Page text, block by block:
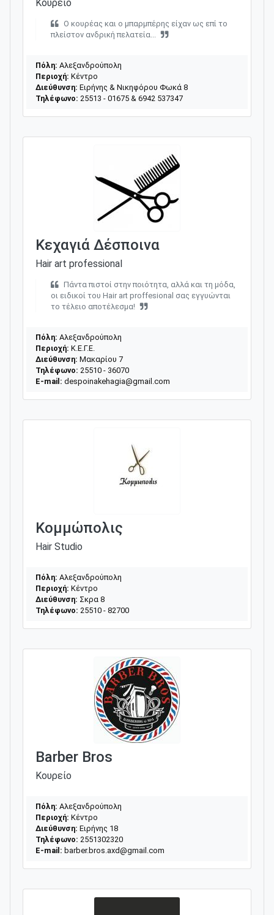
Κουρείο
Ο κουρέας και ο μπαρμπέρης είχαν ως επί το
πλείστον ανδρική πελατεία...
Πόλη: Αλεξανδρούπολη
Περιοχή: Κέντρο
Διεύθυνση: Ειρήνης & Νικηφόρου Φωκά 8
Τηλέφωνο: 25513 - 01675 & 6942 537347
Κεχαγιά Δέσποινα
Hair art professional
Πάντα πιστοί στην ποιότητα, αλλά και τη μόδα,
οι ειδικοί του Hair art proffesional σας εγγυώνται
το τέλειο αποτέλεσμα!
Πόλη: Αλεξανδρούπολη
Περιοχή: Κ.Ε.Γ.Ε.
Διεύθυνση: Μακαρίου 7
Τηλέφωνο: 25510 - 36070
E-mail: despoinakehagia@gmail.com
Κομμώπολις
Hair Studio
Πόλη: Αλεξανδρούπολη
Περιοχή: Κέντρο
Διεύθυνση: Σκρα 8
Τηλέφωνο: 25510 - 82700
Barber Bros
Κουρείο
Πόλη: Αλεξανδρούπολη
Περιοχή: Κέντρο
Διεύθυνση: Ειρήνης 18
Τηλέφωνο: 2551302320
E-mail: barber.bros.axd@gmail.com